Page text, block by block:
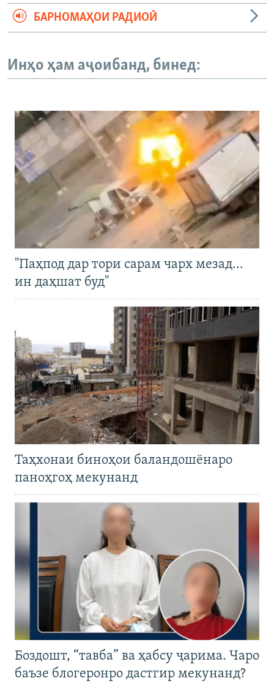
БАРНОМАҲОИ РАДИОӢ
Инҳо ҳам аҷоибанд, бинед:
"Паҳпод дар тори сарам чарх мезад…
ин даҳшат буд"
Таҳхонаи биноҳои баландошёнаро
паноҳгоҳ мекунанд
Боздошт, “тавба” ва ҳабсу ҷарима. Чаро
баъзе блогеронро дастгир мекунанд?